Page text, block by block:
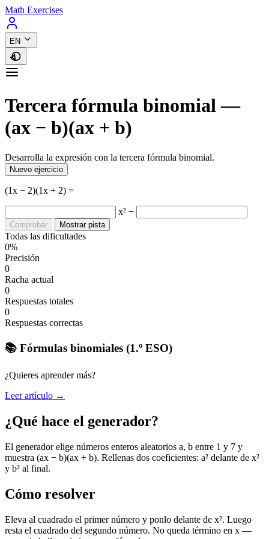
Math Exercises
EN
Tercera fórmula binomial —
(ax − b)(ax + b)
Desarrolla la expresión con la tercera fórmula binomial.
Nuevo ejercicio
(1x − 2)(1x + 2) =
x² −
Comprobar Mostrar pista
Todas las dificultades
0%
Precisión
0
Racha actual
0
Respuestas totales
0
Respuestas correctas
📚 Fórmulas binomiales (1.º ESO)
¿Quieres aprender más?
Leer artículo →
¿Qué hace el generador?
El generador elige números enteros aleatorios a, b entre 1 y 7 y
muestra (ax − b)(ax + b). Rellenas dos coeficientes: a² delante de x²
y b² al final.
Cómo resolver
Eleva al cuadrado el primer número y ponlo delante de x². Luego
resta el cuadrado del segundo número. No queda término en x —